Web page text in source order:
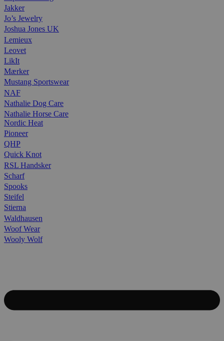
Jakker
Jo’s Jewelry
Joshua Jones UK
Lemieux
Leovet
LikIt
Mærker
Mustang Sportswear
NAF
Nathalie Dog Care
Nathalie Horse Care
Nordic Heat
Pioneer
QHP
Quick Knot
RSL Handsker
Scharf
Spooks
Steifel
Stierna
Waldhausen
Woof Wear
Wooly Wolf